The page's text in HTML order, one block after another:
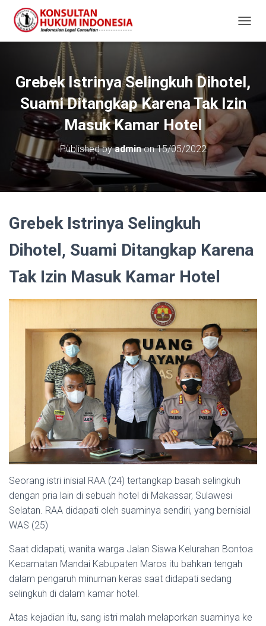
O
L
E
A
V
G
A
I
Grebek Istrinya Selingkuh Dihotel,
Suami Ditangkap Karena Tak Izin
Masuk Kamar Hotel
Published byadminon15/05/2022
Grebek Istrinya Selingkuh
Dihotel, Suami Ditangkap Karena
Tak Izin Masuk Kamar Hotel
Seorang istri inisial RAA (24) tertangkap basah selingkuh
dengan pria lain di sebuah hotel di Makassar, Sulawesi
Selatan. RAA didapati oleh suaminya sendiri, yang bernisial
WAS (25)
Saat didapati, wanita warga Jalan Siswa Kelurahan Bontoa
Kecamatan Mandai Kabupaten Maros itu bahkan tengah
dalam pengaruh minuman keras saat didapati sedang
selingkuh di dalam kamar hotel.
Atas kejadian itu, sang istri malah melaporkan suaminya ke